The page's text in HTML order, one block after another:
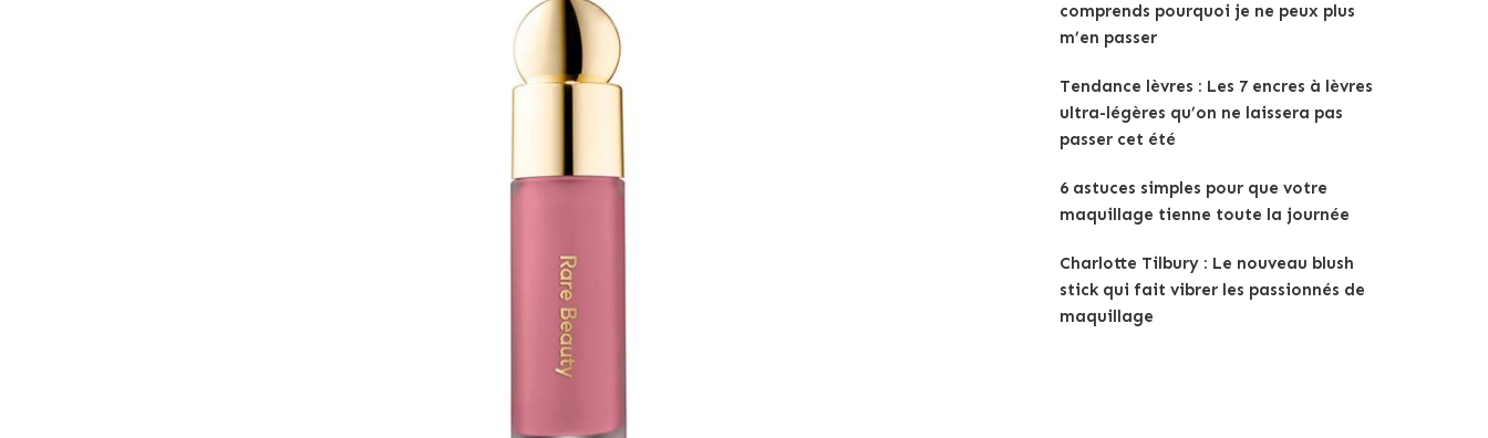
comprends pourquoi je ne peux plus
m’en passer
Tendance lèvres : Les 7 encres à lèvres
ultra-légères qu’on ne laissera pas
passer cet été
6 astuces simples pour que votre
maquillage tienne toute la journée
Charlotte Tilbury : Le nouveau blush
stick qui fait vibrer les passionnés de
maquillage